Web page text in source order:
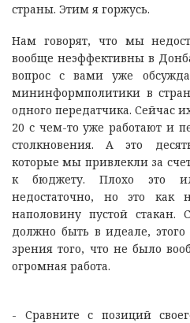
страны. Этим я горжусь.
Нам говорят, что мы
вообще неэффективны в
вопрос с вами уже
мининформполитики в
одного передатчика. Сейчас
20 с чем-то уже работают и
столкновения. А это
которые мы привлекли за
к бюджету. Плохо это
недостаточно, но это как
наполовину пустой стакан.
должно быть в идеале,
зрения того, что не было
огромная работа.
- Сравните с позиций